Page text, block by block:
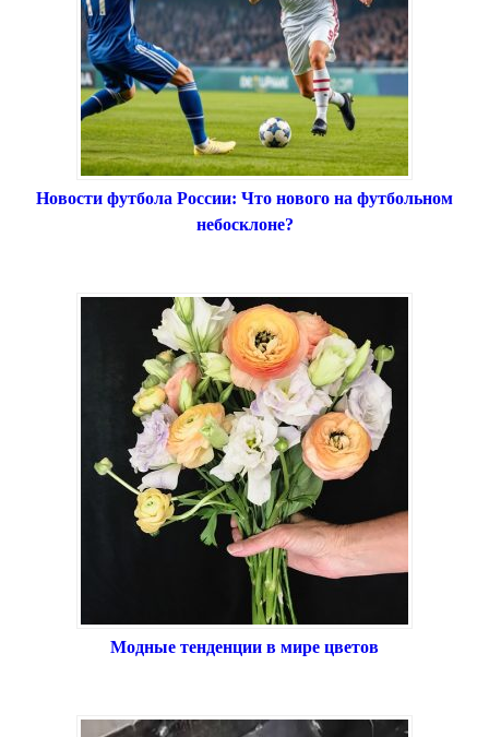
Новости футбола России: Что нового на футбольном
небосклоне?
Модные тенденции в мире цветов